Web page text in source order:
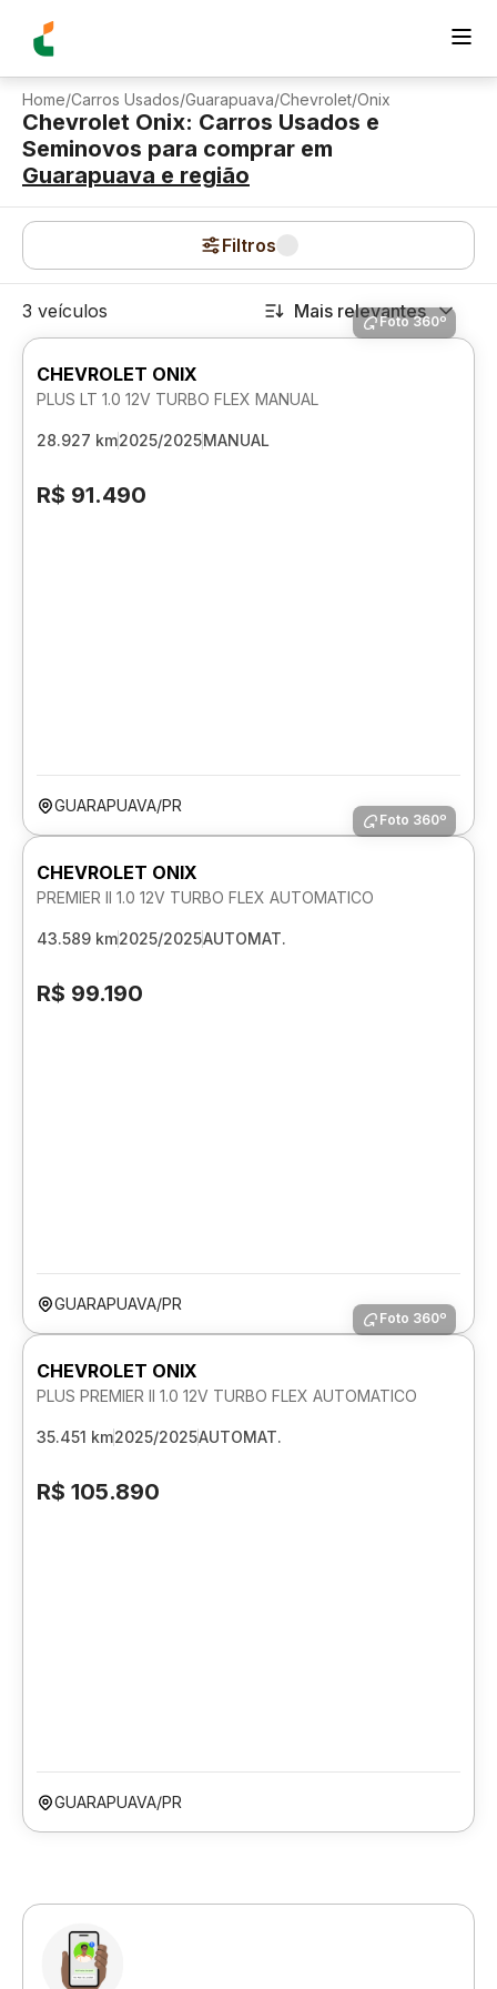
Home/Carros Usados/Guarapuava/Chevrolet/Onix
Chevrolet Onix: Carros Usados e
Seminovos para comprar em
Guarapuava e região
Filtros
3 veículos Mais relevantes
Foto 360º
CHEVROLET ONIX
PLUS LT 1.0 12V TURBO FLEX MANUAL
28.927 km2025/2025MANUAL
R$ 91.490
GUARAPUAVA/PR
Foto 360º
CHEVROLET ONIX
PREMIER II 1.0 12V TURBO FLEX AUTOMATICO
43.589 km2025/2025AUTOMAT.
R$ 99.190
GUARAPUAVA/PR
Foto 360º
CHEVROLET ONIX
PLUS PREMIER II 1.0 12V TURBO FLEX AUTOMATICO
35.451 km2025/2025AUTOMAT.
R$ 105.890
GUARAPUAVA/PR